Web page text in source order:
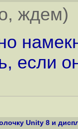
ждем)
если
Unity 8 и